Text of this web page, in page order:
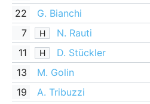
22
G. Bianchi
7
Н
N. Rauti
11
Н D. Stückler
13
M. Golin
19
A. Tribuzzi